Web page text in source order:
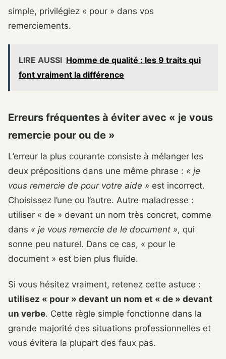
simple, privilégiez « pour » dans vos
remerciements.
LIRE AUSSI Homme de qualité : les 9 traits qui
font vraiment la différence
Erreurs fréquentes à éviter avec « je vous
remercie pour ou de »
L’erreur la plus courante consiste à mélanger les
deux prépositions dans une même phrase : « je
vous remercie de pour votre aide » est incorrect.
Choisissez l’une ou l’autre. Autre maladresse :
utiliser « de » devant un nom très concret, comme
dans « je vous remercie de le document », qui
sonne peu naturel. Dans ce cas, « pour le
document » est bien plus fluide.
Si vous hésitez vraiment, retenez cette astuce :
utilisez « pour » devant un nom et « de » devant
un verbe. Cette règle simple fonctionne dans la
grande majorité des situations professionnelles et
vous évitera la plupart des faux pas.